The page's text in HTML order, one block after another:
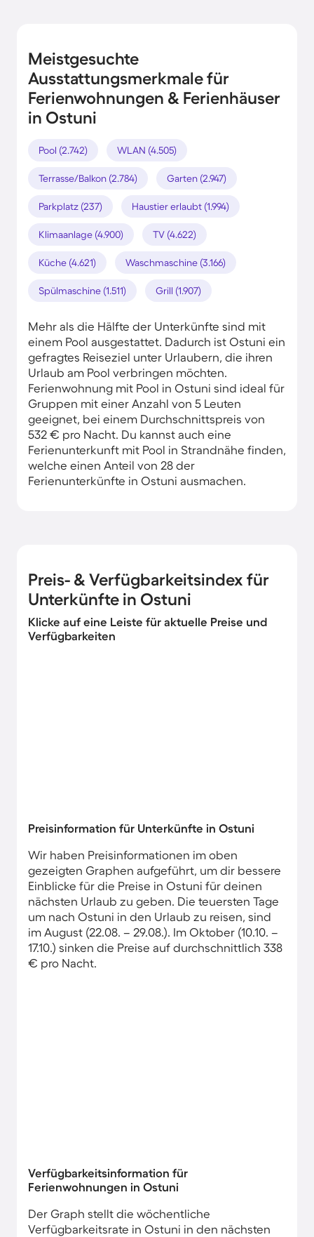
Meistgesuchte
Ausstattungsmerkmale für
Ferienwohnungen & Ferienhäuser
in Ostuni
Pool (2.742) WLAN (4.505)
Terrasse/Balkon (2.784) Garten (2.947)
Parkplatz (237) Haustier erlaubt (1.994)
Klimaanlage (4.900) TV (4.622)
Küche (4.621) Waschmaschine (3.166)
Spülmaschine (1.511) Grill (1.907)
Mehr als die Hälfte der Unterkünfte sind mit
einem Pool ausgestattet. Dadurch ist Ostuni ein
gefragtes Reiseziel unter Urlaubern, die ihren
Urlaub am Pool verbringen möchten.
Ferienwohnung mit Pool in Ostuni sind ideal für
Gruppen mit einer Anzahl von 5 Leuten
geeignet, bei einem Durchschnittspreis von
532 € pro Nacht. Du kannst auch eine
Ferienunterkunft mit Pool in Strandnähe finden,
welche einen Anteil von 28 der
Ferienunterkünfte in Ostuni ausmachen.
Preis- & Verfügbarkeitsindex für
Unterkünfte in Ostuni
Klicke auf eine Leiste für aktuelle Preise und
Verfügbarkeiten
Preisinformation für Unterkünfte in Ostuni
Wir haben Preisinformationen im oben
gezeigten Graphen aufgeführt, um dir bessere
Einblicke für die Preise in Ostuni für deinen
nächsten Urlaub zu geben. Die teuersten Tage
um nach Ostuni in den Urlaub zu reisen, sind
im August (22.08. – 29.08.). Im Oktober (10.10. –
17.10.) sinken die Preise auf durchschnittlich 338
€ pro Nacht.
Verfügbarkeitsinformation für
Ferienwohnungen in Ostuni
Der Graph stellt die wöchentliche
Verfügbarkeitsrate in Ostuni in den nächsten